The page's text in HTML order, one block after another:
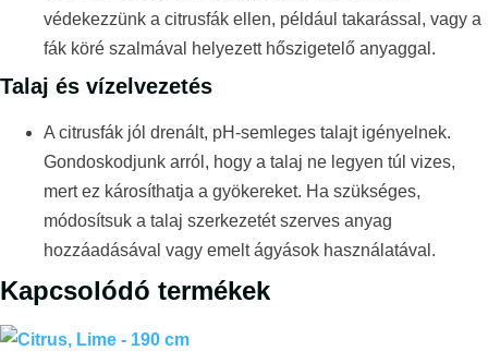
védekezzünk a citrusfák ellen, például takarással, vagy a
fák köré szalmával helyezett hőszigetelő anyaggal.
Talaj és vízelvezetés
A citrusfák jól drenált, pH-semleges talajt igényelnek.
Gondoskodjunk arról, hogy a talaj ne legyen túl vizes,
mert ez károsíthatja a gyökereket. Ha szükséges,
módosítsuk a talaj szerkezetét szerves anyag
hozzáadásával vagy emelt ágyások használatával.
Kapcsolódó termékek